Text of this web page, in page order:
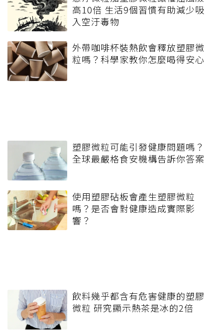
高10倍 生活9個習慣有助減少吸
入空汙毒物
外帶咖啡杯裝熱飲會釋放塑膠微
粒嗎？科學家教你怎麼喝得安心
塑膠微粒可能引發健康問題嗎？
全球最嚴格食安機構告訴你答案
使用塑膠砧板會產生塑膠微粒
嗎？是否會對健康造成實際影
響？
飲料幾乎都含有危害健康的塑膠
微粒 研究顯示熱茶是冰的2倍